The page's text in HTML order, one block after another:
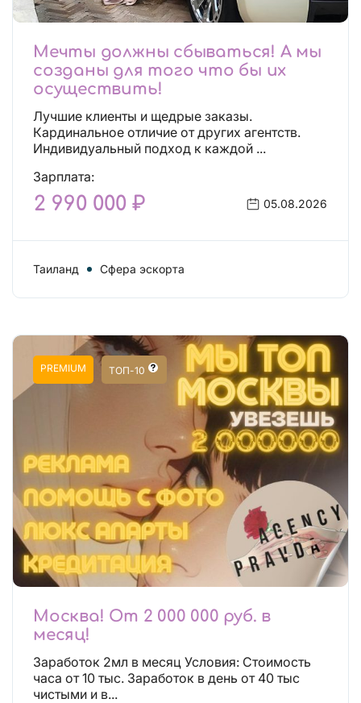
Мечты должны сбываться! А мы
созданы для того что бы их
осуществить!
Лучшие клиенты и щедрые заказы.
Кардинальное отличие от других агентств.
Индивидуальный подход к каждой ...
Зарплата:
2 990 000 ₽ 05.08.2026
Таиланд Сфера эскорта
PREMIUM ТОП-10
Москва! От 2 000 000 руб. в
месяц!
Заработок 2мл в месяц Условия: Стоимость
часа от 10 тыс. Заработок в день от 40 тыс
чистыми и в...